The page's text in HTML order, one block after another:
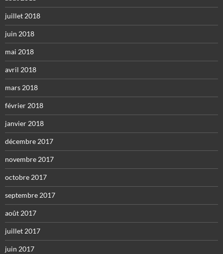
juillet 2018
juin 2018
mai 2018
avril 2018
mars 2018
février 2018
janvier 2018
décembre 2017
novembre 2017
octobre 2017
septembre 2017
août 2017
juillet 2017
juin 2017